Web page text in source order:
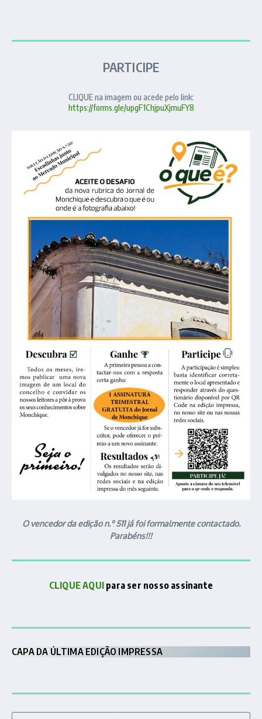
PARTICIPE
CLIQUE na imagem ou acede pelo link:
https://forms.gle/upgF1ChjpuXjmuFY8
O vencedor da edição n.º 511 já foi formalmente contactado.
Parabéns!!!
CLIQUE AQUI para ser nosso assinante
CAPA DA ÚLTIMA EDIÇÃO IMPRESSA